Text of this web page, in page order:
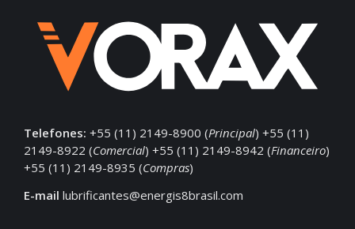
Telefones: +55 (11) 2149-8900 (Principal) +55 (11)
2149-8922 (Comercial) +55 (11) 2149-8942 (Financeiro)
+55 (11) 2149-8935 (Compras)
E-mail lubrificantes@energis8brasil.com